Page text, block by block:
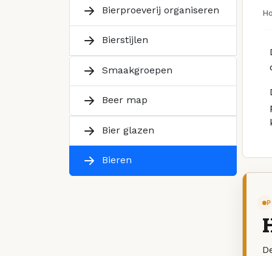
Bierproeverij organiseren
Bierstijlen
Smaakgroepen
Beer map
Bier glazen
Bieren